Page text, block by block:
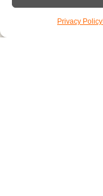
Privacy Policy